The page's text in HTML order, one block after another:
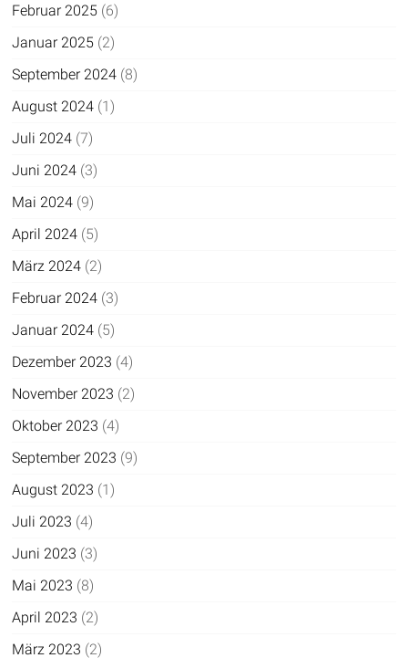
Februar 2025 (6)
Januar 2025 (2)
September 2024 (8)
August 2024 (1)
Juli 2024 (7)
Juni 2024 (3)
Mai 2024 (9)
April 2024 (5)
März 2024 (2)
Februar 2024 (3)
Januar 2024 (5)
Dezember 2023 (4)
November 2023 (2)
Oktober 2023 (4)
September 2023 (9)
August 2023 (1)
Juli 2023 (4)
Juni 2023 (3)
Mai 2023 (8)
April 2023 (2)
März 2023 (2)